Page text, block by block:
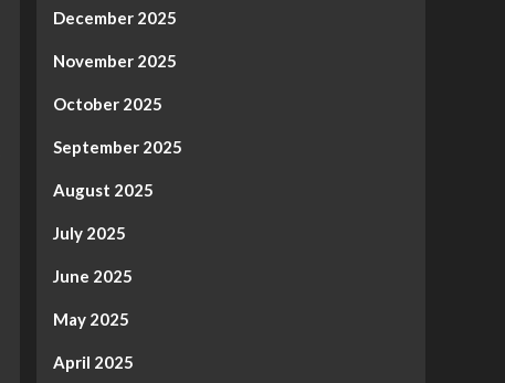
December 2025
November 2025
October 2025
September 2025
August 2025
July 2025
June 2025
May 2025
April 2025